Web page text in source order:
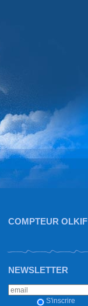
COMPTEUR OLKIF
NEWSLETTER
S'inscrire